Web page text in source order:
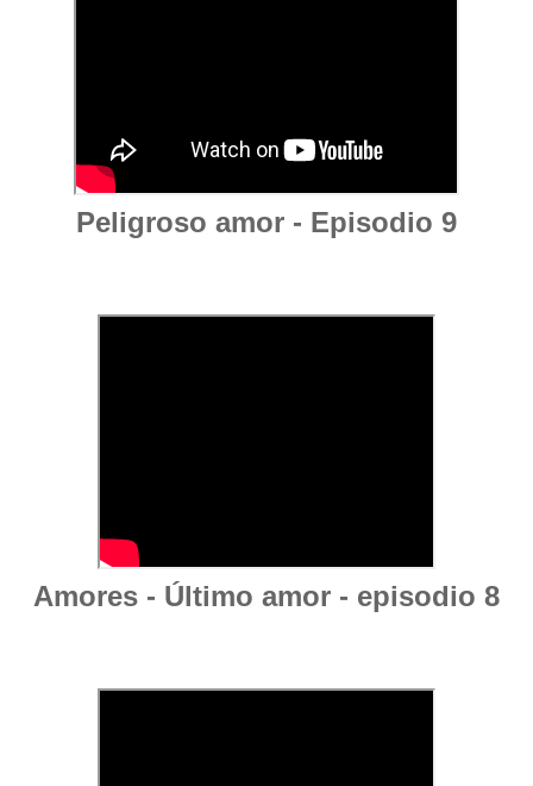
Peligroso amor - Episodio 9
Amores - Último amor - episodio 8